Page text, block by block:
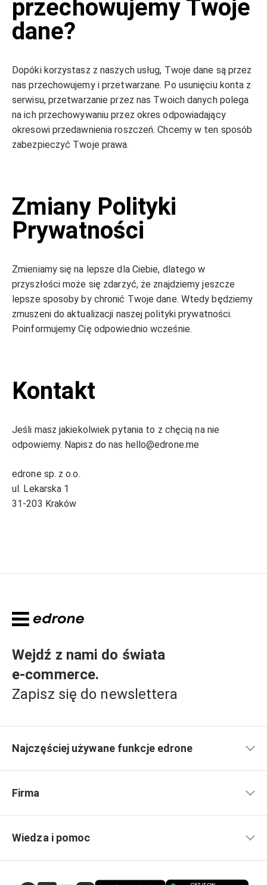
przechowujemy Twoje
dane?
Dopóki korzystasz z naszych usług, Twoje dane są przez
nas przechowujemy i przetwarzane. Po usunięciu konta z
serwisu, przetwarzanie przez nas Twoich danych polega
na ich przechowywaniu przez okres odpowiadający
okresowi przedawnienia roszczeń. Chcemy w ten sposób
zabezpieczyć Twoje prawa.
Zmiany Polityki
Prywatności
Zmieniamy się na lepsze dla Ciebie, dlatego w
przyszłości może się zdarzyć, że znajdziemy jeszcze
lepsze sposoby by chronić Twoje dane. Wtedy będziemy
zmuszeni do aktualizacji naszej polityki prywatności.
Poinformujemy Cię odpowiednio wcześnie.
Kontakt
Jeśli masz jakiekolwiek pytania to z chęcią na nie
odpowiemy. Napisz do nas hello@edrone.me
edrone sp. z o.o.
ul. Lekarska 1
31-203 Kraków
Wejdź z nami do świata
e-commerce.
Zapisz się do newslettera
Najczęściej używane funkcje edrone
Firma
Wiedza i pomoc